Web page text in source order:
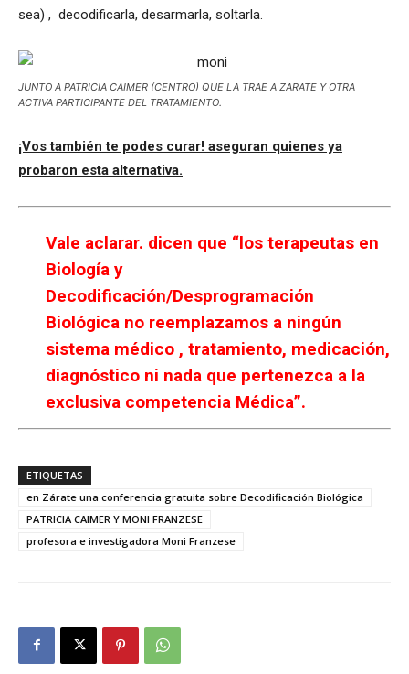
sea) , decodificarla, desarmarla, soltarla.
JUNTO A PATRICIA CAIMER (CENTRO) QUE LA TRAE A ZARATE Y OTRA
ACTIVA PARTICIPANTE DEL TRATAMIENTO.
¡Vos también te podes curar! aseguran quienes ya
probaron esta alternativa.
Vale aclarar. dicen que “los terapeutas en
Biología y
Decodificación/Desprogramación
Biológica no reemplazamos a ningún
sistema médico , tratamiento, medicación,
diagnóstico ni nada que pertenezca a la
exclusiva competencia Médica”.
ETIQUETAS
en Zárate una conferencia gratuita sobre Decodificación Biológica
PATRICIA CAIMER Y MONI FRANZESE
profesora e investigadora Moni Franzese